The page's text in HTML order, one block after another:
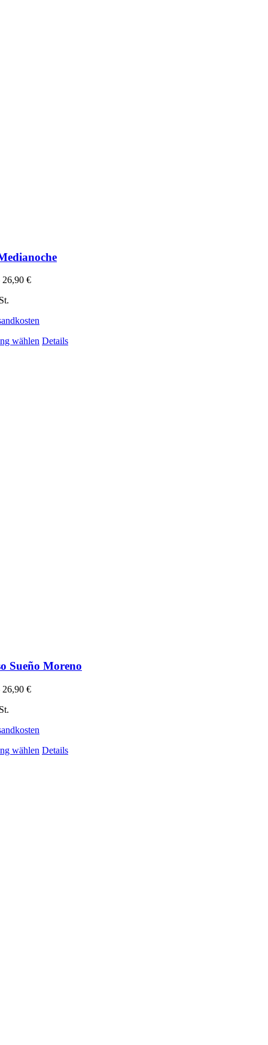
26,90 €
wählen Dieses Produkt weist mehrere Varianten auf. Die
Details
Sueño Moreno
26,90 €
wählen Dieses Produkt weist mehrere Varianten auf. Die
Details